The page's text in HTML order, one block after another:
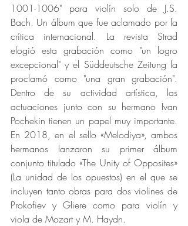
1001-1006" para violín solo de J.S.
Bach. Un álbum que fue aclamado por la
crítica internacional. La revista Strad
elogió esta grabación como "un logro
excepcional" y el Süddeutsche Zeitung la
proclamó como "una gran grabación".
Dentro de su actividad artística, las
actuaciones junto con su hermano Ivan
Pochekin tienen un papel muy importante.
En 2018, en el sello «Melodiya», ambos
hermanos lanzaron su primer álbum
conjunto titulado «The Unity of Opposites»
(La unidad de los opuestos) en el que se
incluyen tanto obras para dos violines de
Prokofiev y Gliere como para violín y
viola de Mozart y M. Haydn.